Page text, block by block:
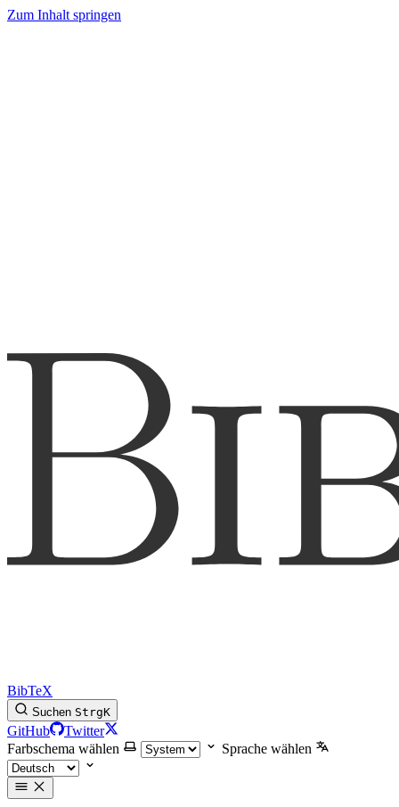
Zum Inhalt springen
BibTeX
Suchen StrgK
GitHub
Twitter
Farbschema wählen
Sprache wählen